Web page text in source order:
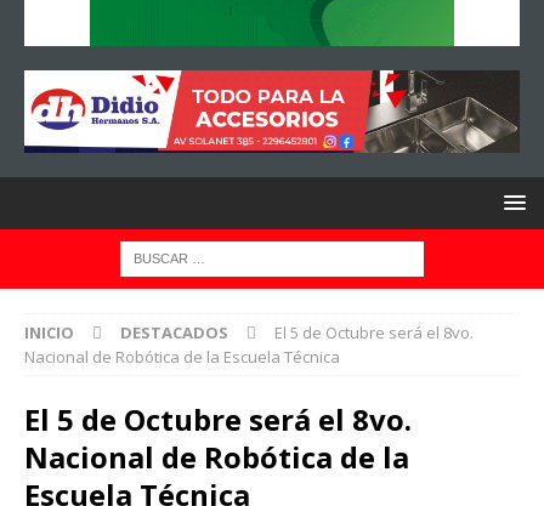
INICIO DESTACADOS
El 5 de Octubre será el 8vo.
Nacional de Robótica de la Escuela Técnica
El 5 de Octubre será el 8vo.
Nacional de Robótica de la
Escuela Técnica